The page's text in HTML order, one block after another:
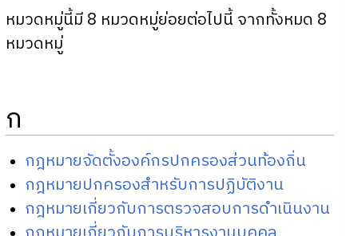
หมวดหมู่นี้มี 8 หมวดหมู่ย่อยต่อไปนี้ จากทั้งหมด 8
หมวดหมู่
ก
กฎหมายจัดตั้งองค์กรปกครองส่วนท้องถิ่น
กฎหมายปกครองสำหรับการปฏิบัติงาน
กฎหมายเกี่ยวกับการตรวจสอบการดำเนินงาน